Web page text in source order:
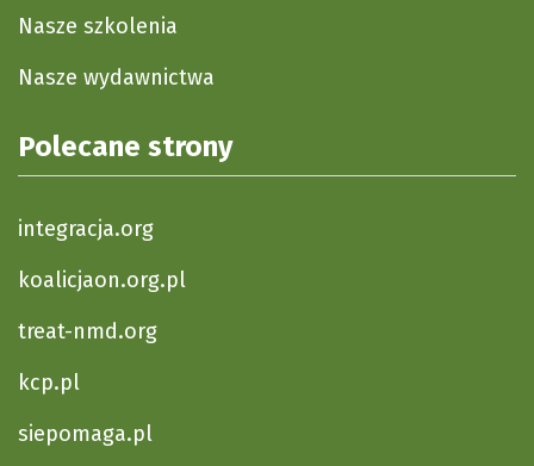
Nasze szkolenia
Nasze wydawnictwa
Polecane strony
integracja.org
koalicjaon.org.pl
treat-nmd.org
kcp.pl
siepomaga.pl